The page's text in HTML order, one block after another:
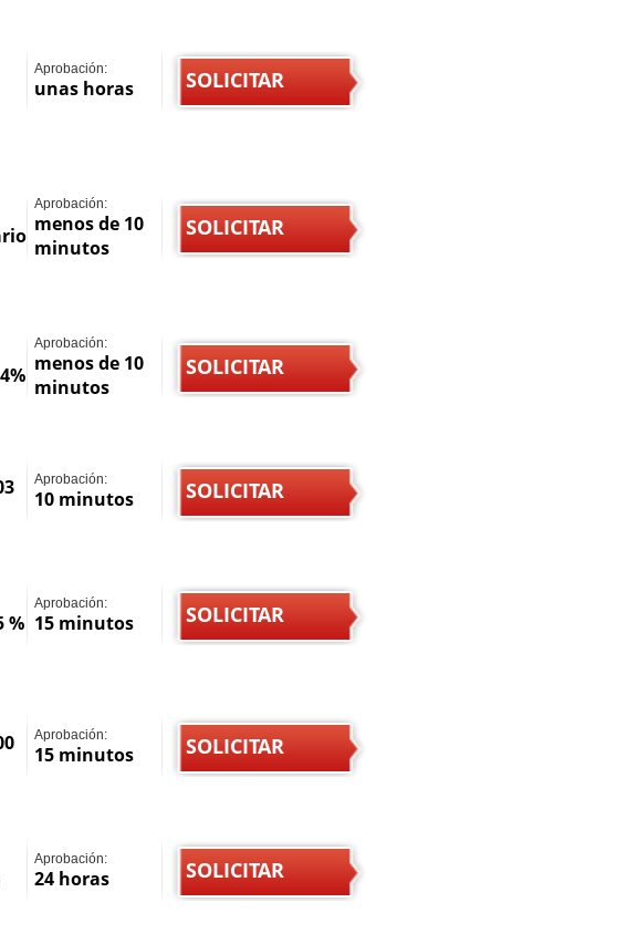
Aprobación:
unas horas SOLICITAR
Aprobación:
menos de 10
minutos
SOLICITAR
Aprobación:
menos de 10
minutos
SOLICITAR
Aprobación:
10 minutos SOLICITAR
%
Aprobación:
15 minutos SOLICITAR
Aprobación:
15 minutos SOLICITAR
Aprobación:
24 horas SOLICITAR